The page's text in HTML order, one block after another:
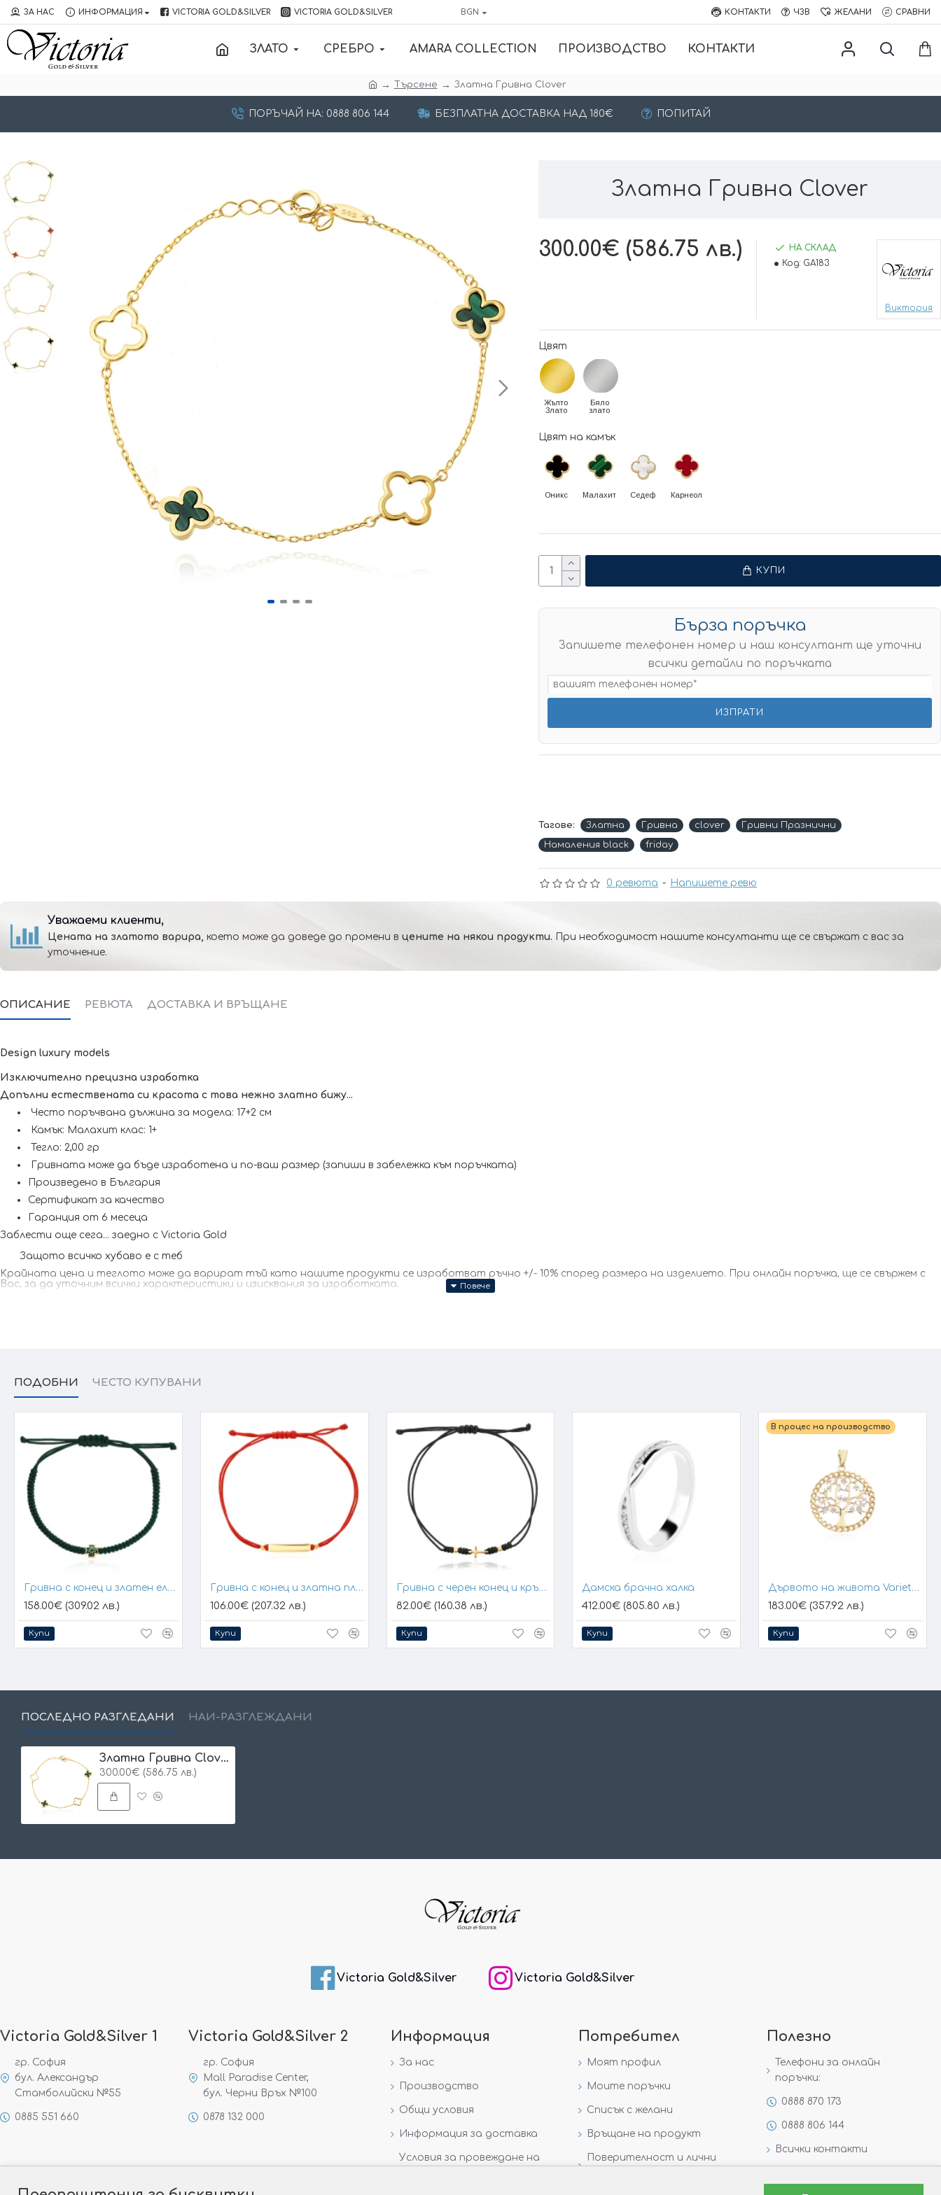
ЗА НАС ИНФОРМАЦИЯ VICTORIA GOLD&SILVER VICTORIA GOLD&SILVER BGN КОНТАКТИ ЧЗВ ЖЕЛАНИ СРАВНИ
ЗЛАТО СРЕБРО AMARA COLLECTION ПРОИЗВОДСТВО КОНТАКТИ
Търсене Златна Гривна Clover
ПОРЪЧАЙ НА: 0888 806 144 БЕЗПЛАТНА ДОСТАВКА НАД 180€ ПОПИТАЙ
Златна Гривна Clover
0 ревюта - Напишете ревю
300.00€ (586.75 лв.)
НА СКЛАД
Код: GA183
Виктория
Цвят
Жълто
Злато
Бяло
злато
Цвят на камък
Оникс Малахит Седеф Карнеол
КУПИ
Бърза поръчка
Запишете телефонен номер и наш консултант ще уточни
всички детайли по поръчката
Тагове: Златна Гривна clover
Гривни Празнични
Намаления black
friday
Уважаеми клиенти,
Цената на златото варира, което може да доведе до промени в цените на някои продукти. При необходимост нашите консултанти ще се свържат с вас за
уточнение.
ОПИСАНИЕ РЕВЮТА ДОСТАВКА И ВРЪЩАНЕ
Design luxury models
Изключително прецизна изработка
Допълни естествената си красота с това нежно златно бижу...
Често поръчвана дължина за модела: 17+2 см
Камък: Малахит клас: 1+
Тегло: 2,00 гр
Гривната може да бъде изработена и по-ваш размер (запиши в забележка към поръчката)
Произведено в България
Сертификат за качество
Гаранция от 6 месеца
Заблести още сега... заедно с Victoria Gold
Защото всичко хубаво е с теб
Kрайната цена и теглото може да варират тъй като нашите продукти се изработват ръчно +/- 10% според размера на изделието. При онлайн поръчка, ще се свържем с
Вас, за да уточним всички характеристики и изисквания за изработката.
ПОДОБНИ ЧЕСТО КУПУВАНИ
Гривна с конец и златен елемент кръст
158.00€ (309.02 лв.)
Купи
Гривна с конец и златна плочка за гравиране
106.00€ (207.32 лв.)
Купи
Гривна с черен конец и кръстче
82.00€ (160.38 лв.)
Купи
Дамска брачна халка
412.00€ (805.80 лв.)
Купи
В процес на производство
Дървото на живота Variety 1
183.00€ (357.92 лв.)
Купи
ПОСЛЕДНО РАЗГЛЕДАНИ НАЙ-РАЗГЛЕЖДАНИ
Златна Гривна Clover
300.00€ (586.75 лв.)
Victoria Gold&Silver Victoria Gold&Silver
Victoria Gold&Silver 1
гр. София
бул. Александър
Стамболийски №55
0885 551 660
Victoria Gold&Silver 2
гр. София
Mall Paradise Center,
бул. Черни Връх №100
0878 132 000
Информация
За нас
Производство
Общи условия
Информация за доставка
Условия за провеждане на
Потребител
Моят профил
Моите поръчки
Списък с желани
Връщане на продукт
Поверителност и лични
Полезно
Телефони за онлайн
поръчки:
0888 870 173
0888 806 144
Всички контакти